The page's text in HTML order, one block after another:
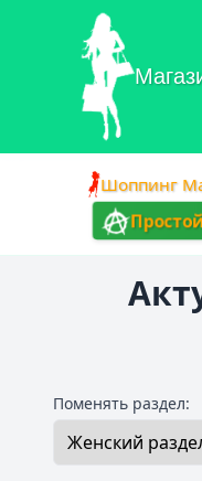
Шоппинг
Поменять раздел: